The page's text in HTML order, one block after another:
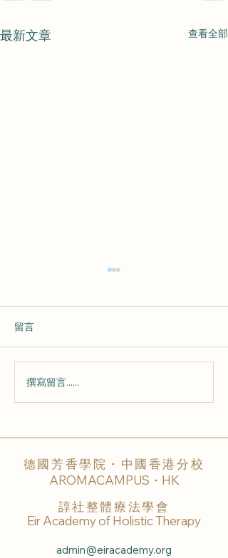
最新文章 查看全部
💕 從 心 而 來 的 香 氣
220802 💕
留言
撰寫留言......
德國芳香學院・中國香港分校
AROMACAMPUS・HK
諄社整體療法學會
Eir Academy of Holistic Therapy
admin@eiracademy.org